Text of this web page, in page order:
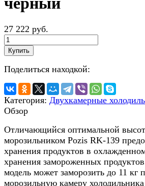
27 222 руб.
Купить
Поделиться находкой:
Категория: Двухкамерные
Обзор
Отличающийся оптимальной
морозильником Pozis RK-139
хранения продуктов в
хранения замороженных
модель может заморозить до 11 кг
морозильную камеру